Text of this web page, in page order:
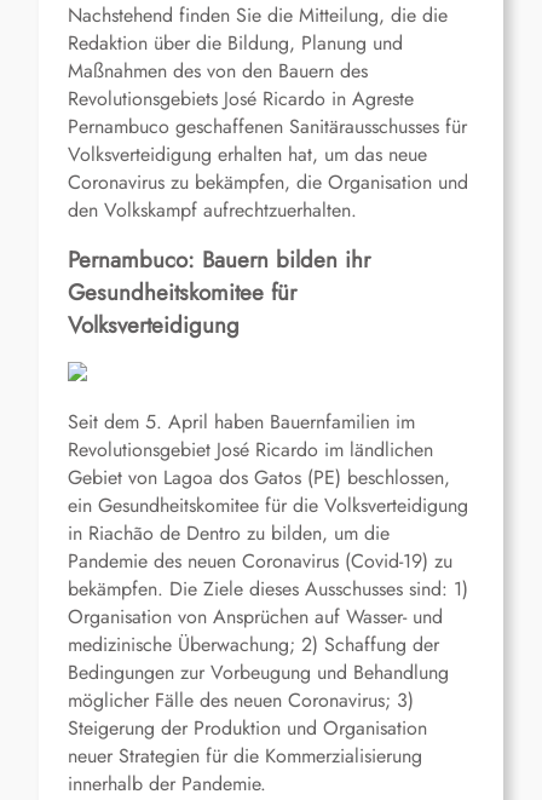
Nachstehend finden Sie die Mitteilung, die die
Redaktion über die Bildung, Planung und
Maßnahmen des von den Bauern des
Revolutionsgebiets José Ricardo in Agreste
Pernambuco geschaffenen Sanitärausschusses für
Volksverteidigung erhalten hat, um das neue
Coronavirus zu bekämpfen, die Organisation und
den Volkskampf aufrechtzuerhalten.
Pernambuco: Bauern bilden ihr
Gesundheitskomitee für
Volksverteidigung
Seit dem 5. April haben Bauernfamilien im
Revolutionsgebiet José Ricardo im ländlichen
Gebiet von Lagoa dos Gatos (PE) beschlossen,
ein Gesundheitskomitee für die Volksverteidigung
in Riachão de Dentro zu bilden, um die
Pandemie des neuen Coronavirus (Covid-19) zu
bekämpfen. Die Ziele dieses Ausschusses sind: 1)
Organisation von Ansprüchen auf Wasser- und
medizinische Überwachung; 2) Schaffung der
Bedingungen zur Vorbeugung und Behandlung
möglicher Fälle des neuen Coronavirus; 3)
Steigerung der Produktion und Organisation
neuer Strategien für die Kommerzialisierung
innerhalb der Pandemie.